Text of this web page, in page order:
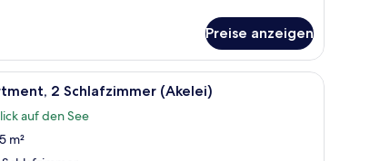
Preise anzeigen
WLAN, individuell dekoriert, individuell eingerichtet
Apartment, 2 Schlafzimmer (Akelei) |
2 Schlafzimmer (Akelei)
auf den See
m²